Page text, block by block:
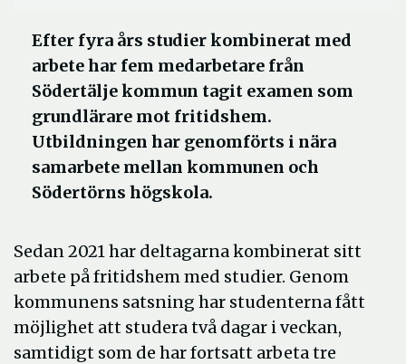
Efter fyra års studier kombinerat med
arbete har fem medarbetare från
Södertälje kommun tagit examen som
grundlärare mot fritidshem.
Utbildningen har genomförts i nära
samarbete mellan kommunen och
Södertörns högskola.
Sedan 2021 har deltagarna kombinerat sitt
arbete på fritidshem med studier. Genom
kommunens satsning har studenterna fått
möjlighet att studera två dagar i veckan,
samtidigt som de har fortsatt arbeta tre